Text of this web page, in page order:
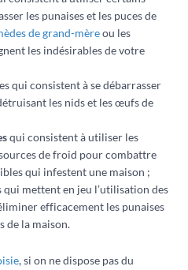
les punaises et les puces de
de grand-mèreou les
les indésirables de votre
qui consistent à se débarrasser
les nids et les œufs de
qui consistent à utiliser les
de froid pour combattre
qui infestent une maison ;
mettent en jeu l’utilisation des
efficacement les punaises
de la maison.
, si on ne dispose pas du